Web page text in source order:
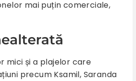
mai puțin comerciale,
mici și a plajelor care
precum Ksamil, Saranda